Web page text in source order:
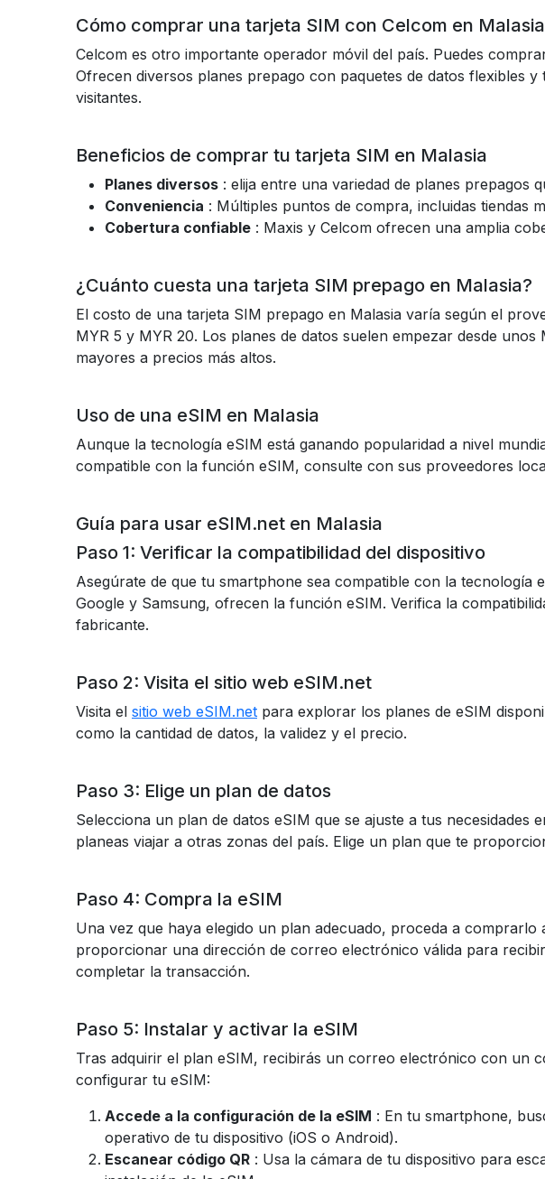
Cómo comprar una tarjeta SIM con Celcom en Malasia
Celcom es otro importante operador móvil del país. Puedes
Ofrecen diversos planes prepago con paquetes de datos flexibles
visitantes.
Beneficios de comprar tu tarjeta SIM en Malasia
Planes diversos : elija entre una variedad de planes prepagos
Conveniencia : Múltiples puntos de compra, incluidas tiendas
Cobertura confiable : Maxis y Celcom ofrecen una amplia
¿Cuánto cuesta una tarjeta SIM prepago en Malasia?
El costo de una tarjeta SIM prepago en Malasia varía según el
MYR 5 y MYR 20. Los planes de datos suelen empezar desde
mayores a precios más altos.
Uso de una eSIM en Malasia
Aunque la tecnología eSIM está ganando popularidad a nivel
compatible con la función eSIM, consulte con sus proveedores
Guía para usar eSIM.net en Malasia
Paso 1: Verificar la compatibilidad del dispositivo
Asegúrate de que tu smartphone sea compatible con la
Google y Samsung, ofrecen la función eSIM. Verifica la
fabricante.
Paso 2: Visita el sitio web eSIM.net
Visita el sitio web eSIM.net para explorar los planes de eSIM
como la cantidad de datos, la validez y el precio.
Paso 3: Elige un plan de datos
Selecciona un plan de datos eSIM que se ajuste a tus
planeas viajar a otras zonas del país. Elige un plan que te
Paso 4: Compra la eSIM
Una vez que haya elegido un plan adecuado, proceda a
proporcionar una dirección de correo electrónico válida para
completar la transacción.
Paso 5: Instalar y activar la eSIM
Tras adquirir el plan eSIM, recibirás un correo electrónico con un
configurar tu eSIM:
Accede a la configuración de la eSIM : En tu smartphone,
operativo de tu dispositivo (iOS o Android).
Escanear código QR : Usa la cámara de tu dispositivo para